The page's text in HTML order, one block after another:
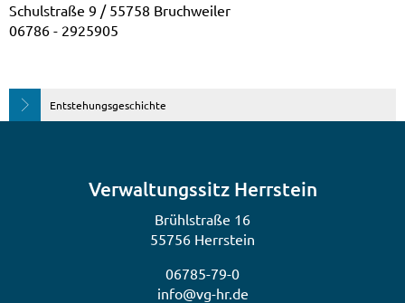
Schulstraße 9 / 55758 Bruchweiler
06786 - 2925905
Entstehungsgeschichte
Verwaltungssitz Herrstein
Brühlstraße 16
55756 Herrstein
06785-79-0
info@vg-hr.de